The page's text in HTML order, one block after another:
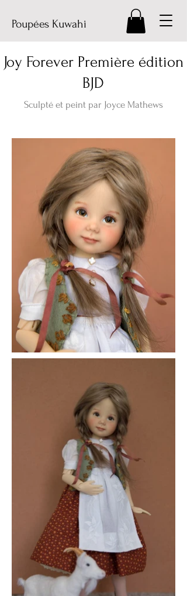
Poupées Kuwahi
Joy Forever Première édition
BJD
Sculpté et peint par Joyce Mathews